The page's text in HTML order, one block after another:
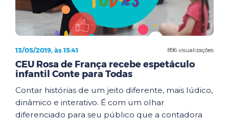
896 visualizações
13/05/2019, às 15:41
CEU Rosa de França recebe espetáculo
infantil Conte para Todas
Contar histórias de um jeito diferente, mais lúdico,
dinâmico e interativo. É com um olhar
diferenciado para seu público que a contadora